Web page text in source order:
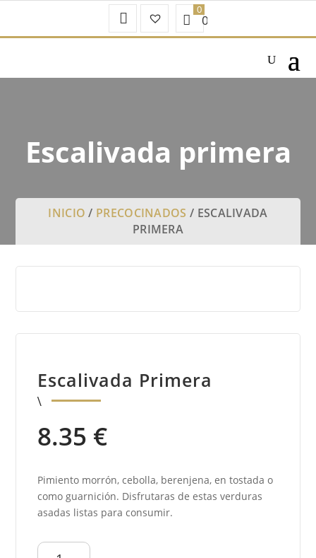
Mi
Favoritos0.00
Escalivada primera
INICIO / PRECOCINADOS / ESCALIVADA
PRIMERA
Escalivada Primera
8.35 €
Pimiento morrón, cebolla, berenjena, en tostada o
como guarnición. Disfrutaras de estas verduras
asadas listas para consumir.
Escalivada